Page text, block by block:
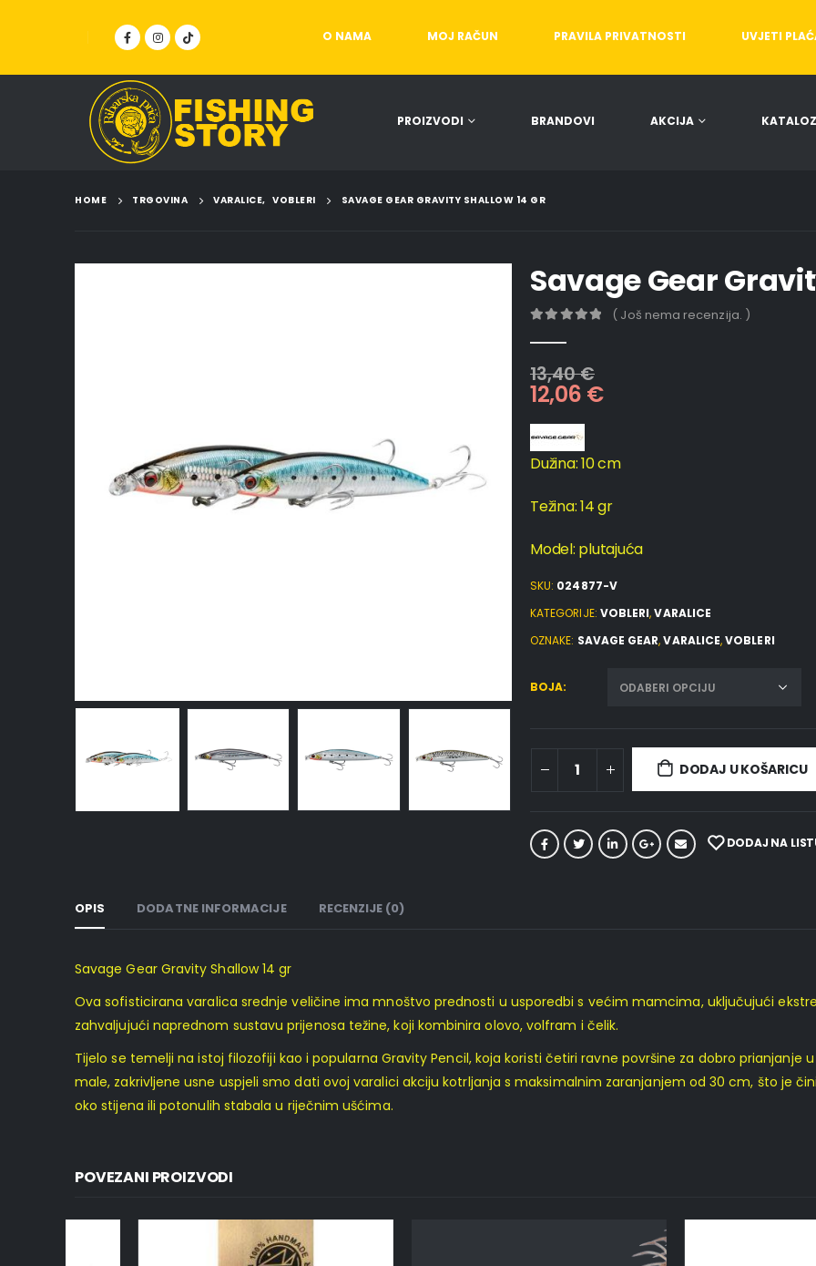
O NAMA MOJ RAČUN PRAVILA PRIVATNOSTI UVJETI
PROIZVODI BRANDOVI AKCIJA
HOME TRGOVINA VARALICE, VOBLERI SAVAGE GEAR GRAVITY SHALLOW 14 GR
Savage Gear
( Još nema recenzija. )
13,40€
12,06 €
Dužina: 10 cm
Težina: 14 gr
Model: plutajuća
SKU: 024877-V
KATEGORIJE: VOBLERI,VARALICE
OZNAKE: SAVAGE GEAR,VARALICE,VOBLERI
BOJA
DODAJ U KOŠARICU
DODAJ NA
OPIS DODATNE INFORMACIJE RECENZIJE (0)
Savage Gear Gravity Shallow 14 gr
Ova sofisticirana varalica srednje veličine ima mnoštvo prednosti u usporedbi s većim mamcima, uključujući
zahvaljujući naprednom sustavu prijenosa težine, koji kombinira olovo, volfram i čelik.
Tijelo se temelji na istoj filozofiji kao i popularna Gravity Pencil, koja koristi četiri ravne površine za dobro prianjanje
male, zakrivljene usne uspjeli smo dati ovoj varalici akciju kotrljanja s maksimalnim zaranjanjem od 30 cm, što je
oko stijena ili potonulih stabala u riječnim ušćima.
POVEZANI PROIZVODI